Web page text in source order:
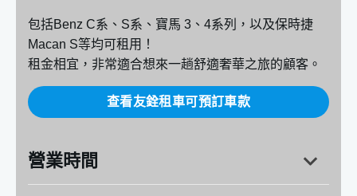
包括Benz C系、S系、寶馬 3、4系列，以及保時捷
Macan S等均可租用！
租金相宜，非常適合想來一趟舒適奢華之旅的顧客。
查看友銓租車可預訂車款
營業時間